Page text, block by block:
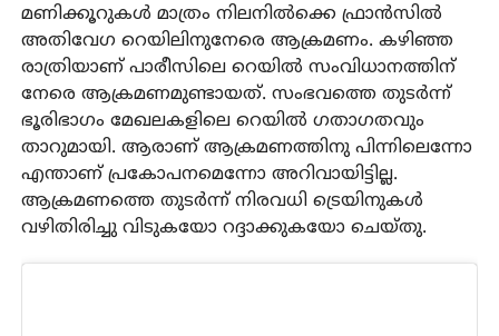
മണിക്കൂറുകള്‍ മാത്രം നിലനില്‍ക്കെ ഫ്രാന്‍സില്‍
അതിവേഗ റെയിലിനുനേരെ ആക്രമണം. കഴിഞ്ഞ
രാത്രിയാണ് പാരീസിലെ റെയില്‍ സംവിധാനത്തിന്
നേരെ ആക്രമണമുണ്ടായത്. സംഭവത്തെ തുടര്‍ന്ന്
ഭൂരിഭാഗം മേഖലകളിലെ റെയില്‍ ഗതാഗതവും
താറുമായി. ആരാണ് ആക്രമണത്തിനു പിന്നിലെന്നോ
എന്താണ് പ്രകോപനമെന്നോ അറിവായിട്ടില്ല.
ആക്രമണത്തെ തുടര്‍ന്ന് നിരവധി ട്രെയിനുകള്‍
വഴിതിരിച്ചു വിടുകയോ റദ്ദാക്കുകയോ ചെയ്തു.